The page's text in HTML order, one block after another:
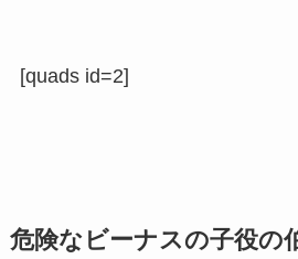
[quads id=2]
危険なビーナスの子役の